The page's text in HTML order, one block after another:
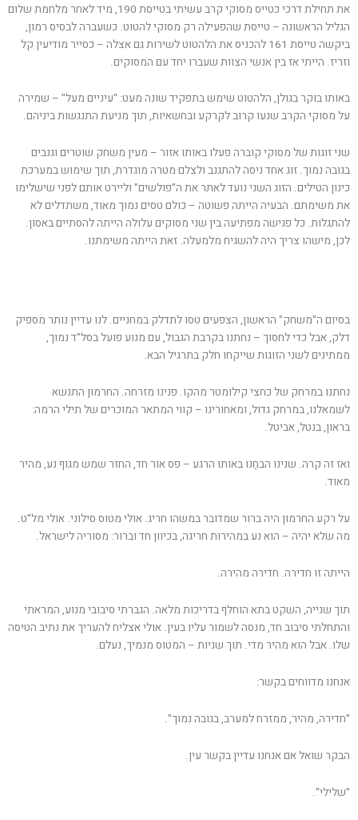
את תחילת דרכי כטייס מסוקי קרב עשיתי בטייסת 190, מיד לאחר מלחמת שלום
הגליל הראשונה – טייסת שהפעילה רק מסוקי להטוט. כשעברה לבסיס רמון,
ביקשה טייסת 161 להכניס את הלהטוט לשירות גם אצלה – כסייר מודיעין קל
וזריז. הייתי אז בין אנשי הצוות שעברו יחד עם המסוקים.
באותו בוקר בגולן, הלהטוט שימש בתפקיד שונה מעט: "עיניים מעל" – שמירה
על מסוקי הקרב שנעו קרוב לקרקע ובחשאיות, תוך מניעת התנגשות ביניהם.
שני זוגות של מסוקי קוברה פעלו באותו אזור – מעין משחק שוטרים וגנבים
בגובה נמוך. זוג אחד ניסה להתגנב ולצלם מטרה מוגדרת, תוך שימוש במערכת
כינון הטילים. הזוג השני נועד לאתר את ה"פולשים" וליירט אותם לפני שישלימו
את משימתם. הבעיה הייתה פשוטה – כולם טסים נמוך מאוד, משתדלים לא
להתגלות. כל פגישה מפתיעה בין שני מסוקים עלולה הייתה להסתיים באסון.
לכן, מישהו צריך היה להשגיח מלמעלה. זאת הייתה משימתנו.
בסיום ה"משחק" הראשון, הצפעים טסו לתדלק במחניים. לנו עדיין נותר מספיק
דלק, אבל כדי לחסוך – נחתנו בקרבת הגבול, עם מנוע פועל בסל"ד נמוך,
ממתינים לשני הזוגות שייקחו חלק בתרגיל הבא.
נחתנו במרחק של כחצי קילומטר מהקו. פנינו מזרחה. החרמון התנשא
לשמאלנו, במרחק גדול, ומאחורינו – קווי המתאר המוכרים של תילי הרמה:
בראון, בנטל, אביטל.
ואז זה קרה. שנינו הבחַנו באותו הרגע – פס אור חד, החזר שמש מגוף נע, מהיר
מאוד.
על רקע החרמון היה ברור שמדובר במשהו חריג. אולי מטוס סילוני. אולי מל"ט.
מה שלא יהיה – הוא נע במהירות חריגה, בכיוון חד וברור: מסוריה לישראל.
הייתה זו חדירה. חדירה מהירה.
תוך שנייה, השקט בתא הוחלף בדריכות מלאה. הגברתי סיבובי מנוע, המראתי
והתחלתי סיבוב חד, מנסה לשמור עליו בעין. אולי אצליח להעריך את נתיב הטיסה
שלו. אבל הוא מהיר מדי. תוך שניות – המטוס מנמיך, נעלם.
אנחנו מדווחים בקשר:
"חדירה, מהיר, ממזרח למערב, בגובה נמוך".
הבקר שואל אם אנחנו עדיין בקשר עין.
"שלילי".